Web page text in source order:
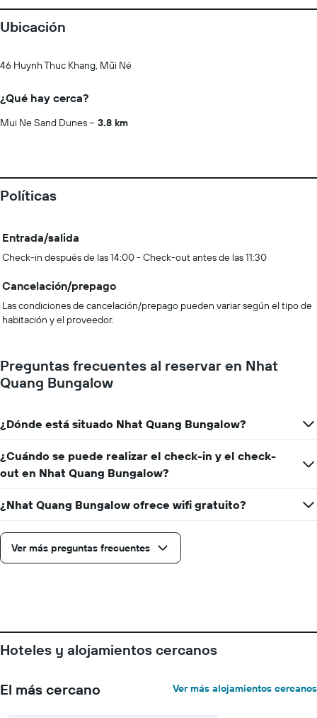
Ubicación
46 Huynh Thuc Khang, Mũi Né
¿Qué hay cerca?
Mui Ne Sand Dunes 3.8 km
Políticas
Entrada/salida
Check-in después de las 14:00 - Check-out antes de las 11:30
Cancelación/prepago
Las condiciones de cancelación/prepago pueden variar según el tipo de
habitación y el proveedor.
Preguntas frecuentes al reservar en Nhat
Quang Bungalow
¿Dónde está situado Nhat Quang Bungalow?
¿Cuándo se puede realizar el check-in y el check-
out en Nhat Quang Bungalow?
¿Nhat Quang Bungalow ofrece wifi gratuito?
Ver más preguntas frecuentes
Hoteles y alojamientos cercanos
El más cercano Ver más alojamientos cercanos